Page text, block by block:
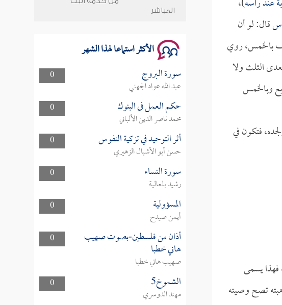
قال: لو أن
بالخمس، روي
الثلث ولا
وبالخمس
فتكون في
يسمى
تصح وصيته
سلسلة محاضرات نفحات رمضانية
1444هـ
المباشر
الأكثر استماعا لهذا الشهر
0 سورة البروج
عبد الله عواد الجهني
0
حكم العمل فى البنوك
محمد ناصر الدين الألباني
0
أثر التوحيد في تزكية النفوس
حسن أبو الأشبال الزهيري
0
سورة النساء
رشيد بلعالية
0
المسؤولية
أيمن صيدح
0
أذان من فلسطين-بصوت صهيب
هاني خطبا
صهيب هاني خطبا
0
الشموخ5
مهند الدوسري